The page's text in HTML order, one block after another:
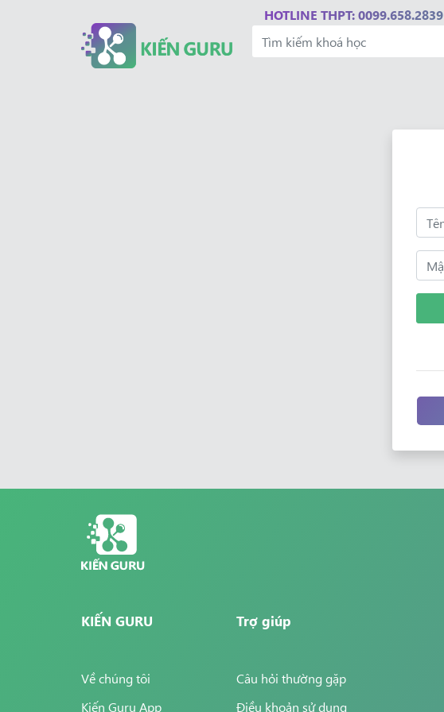
HOTLINE THPT: 0099.658.2839
KIẾN GURU
Về chúng tôi
Kiến Guru App
Trợ giúp
Câu hỏi thường gặp
Điều khoản sử dụng